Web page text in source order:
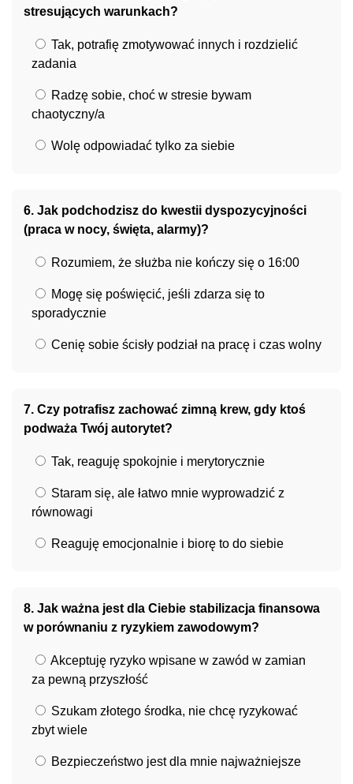
stresujących warunkach?
Tak, potrafię zmotywować innych i rozdzielić
zadania
Radzę sobie, choć w stresie bywam
chaotyczny/a
Wolę odpowiadać tylko za siebie
6. Jak podchodzisz do kwestii dyspozycyjności
(praca w nocy, święta, alarmy)?
Rozumiem, że służba nie kończy się o 16:00
Mogę się poświęcić, jeśli zdarza się to
sporadycznie
Cenię sobie ścisły podział na pracę i czas wolny
7. Czy potrafisz zachować zimną krew, gdy ktoś
podważa Twój autorytet?
Tak, reaguję spokojnie i merytorycznie
Staram się, ale łatwo mnie wyprowadzić z
równowagi
Reaguję emocjonalnie i biorę to do siebie
8. Jak ważna jest dla Ciebie stabilizacja finansowa
w porównaniu z ryzykiem zawodowym?
Akceptuję ryzyko wpisane w zawód w zamian
za pewną przyszłość
Szukam złotego środka, nie chcę ryzykować
zbyt wiele
Bezpieczeństwo jest dla mnie najważniejsze